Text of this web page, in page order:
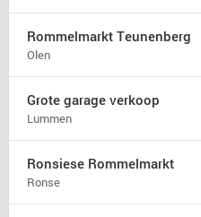
Rommelmarkt Teunenberg
Olen
Grote garage verkoop
Lummen
Ronsiese Rommelmarkt
Ronse